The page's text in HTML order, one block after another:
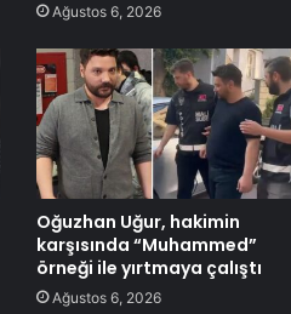
Ağustos 6, 2026
Oğuzhan Uğur, hakimin
karşısında “Muhammed”
örneği ile yırtmaya çalıştı
Ağustos 6, 2026